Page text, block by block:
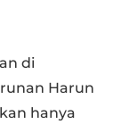
di
Harun
hanya